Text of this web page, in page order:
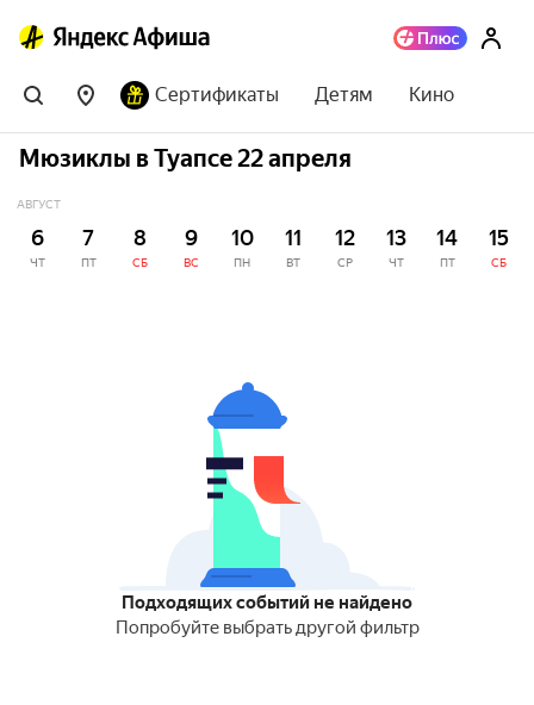
Сертификаты Детям Кино
Мюзиклы в Туапсе 22 апреля
АВГУСТ
6
ЧТ
7
ПТ
8
СБ
9
ВС
10
ПН
11
ВТ
12
СР
13
ЧТ
14
ПТ
15
СБ
Подходящих событий не найдено
Попробуйте выбрать другой фильтр